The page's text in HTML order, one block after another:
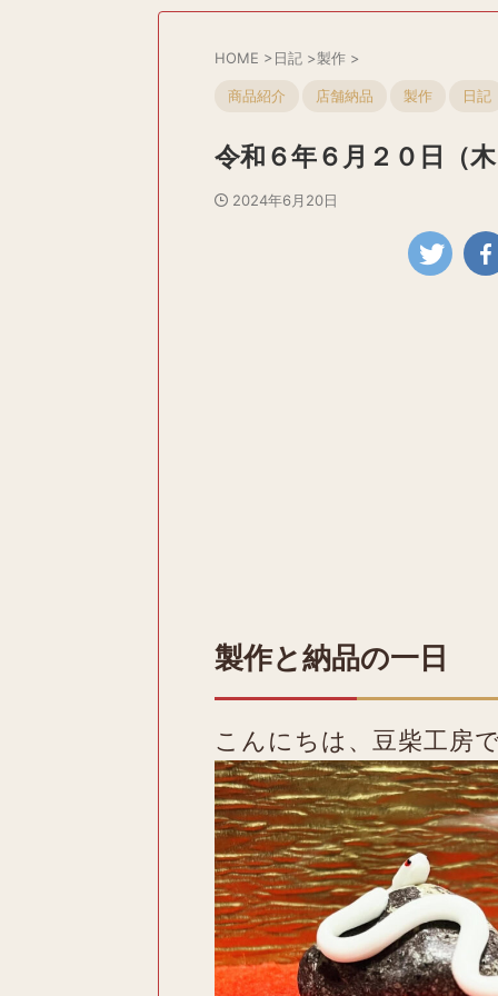
HOME >日記 >製作 >
商品紹介 店舗納品 製作 日記
令和６年６月２０日（
2024年6月20日
製作と納品の一日
こんにちは、豆柴工房